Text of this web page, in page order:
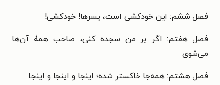
فصل ششم: این خودکشی است، پسرها! خودکشی!
فصل هفتم: اگر بر من سجده كنی، صاحب همۀ آن‌ها
می‌شوی
فصل هشتم: همه‌جا خاکستر شده؛ اینجا و اینجا و اینجا